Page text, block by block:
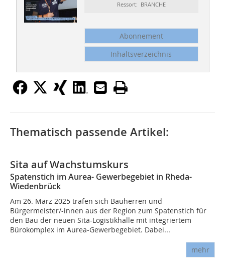
Ressort: BRANCHE
Abonnement
Inhaltsverzeichnis
Thematisch passende Artikel:
Sita auf Wachstumskurs
Spatenstich im Aurea- Gewerbegebiet in Rheda-
Wiedenbrück
Am 26. März 2025 trafen sich Bauherren und
Bürgermeister/-innen aus der Region zum Spatenstich für
den Bau der neuen Sita-Logistikhalle mit integriertem
Bürokomplex im Aurea-Gewerbegebiet. Dabei...
mehr